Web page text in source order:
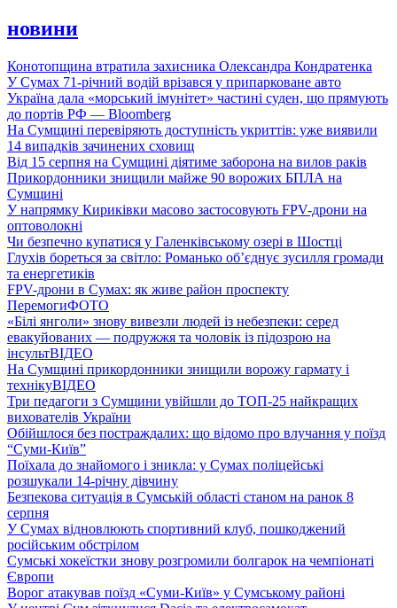
новини
Конотопщина втратила захисника Олександра Кондратенка
У Сумах 71-річний водій врізався у припарковане авто
Україна дала «морський імунітет» частині суден, що прямують
до портів РФ — Bloomberg
На Сумщині перевіряють доступність укриттів: уже виявили
14 випадків зачинених сховищ
Від 15 серпня на Сумщині діятиме заборона на вилов раків
Прикордонники знищили майже 90 ворожих БПЛА на
Сумщині
У напрямку Кириківки масово застосовують FPV-дрони на
оптоволокні
Чи безпечно купатися у Галенківському озері в Шостці
Глухів бореться за світло: Романько об’єднує зусилля громади
та енергетиків
FPV-дрони в Сумах: як живе район проспекту
ПеремогиФОТО
«Білі янголи» знову вивезли людей із небезпеки: серед
евакуйованих — подружжя та чоловік із підозрою на
інсультВІДЕО
На Сумщині прикордонники знищили ворожу гармату і
технікуВІДЕО
Три педагоги з Сумщини увійшли до ТОП-25 найкращих
вихователів України
Обійшлося без постраждалих: що відомо про влучання у поїзд
“Суми-Київ”
Поїхала до знайомого і зникла: у Сумах поліцейські
розшукали 14-річну дівчину
Безпекова ситуація в Сумській області станом на ранок 8
серпня
У Сумах відновлюють спортивний клуб, пошкоджений
російським обстрілом
Сумські хокеїстки знову розгромили болгарок на чемпіонаті
Європи
Ворог атакував поїзд «Суми-Київ» у Сумському районі